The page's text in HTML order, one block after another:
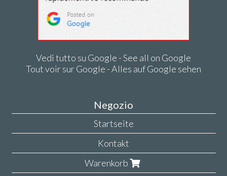
Vedi tutto su Google - See all on Google
Tout voir sur Google - Alles auf Google sehen
Negozio
Startseite
Kontakt
Warenkorb